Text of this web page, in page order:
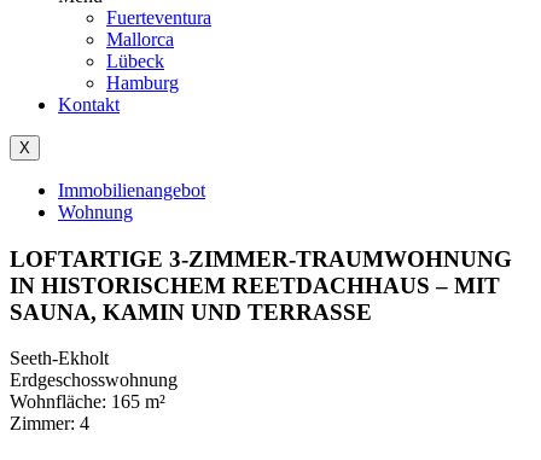
Fuerteventura
Mallorca
Lübeck
Hamburg
Kontakt
X
Immobilienangebot
Wohnung
LOFTARTIGE 3-ZIMMER-TRAUMWOHNUNG
IN HISTORISCHEM REETDACHHAUS – MIT
SAUNA, KAMIN UND TERRASSE
Seeth-Ekholt
Erdgeschosswohnung
Wohnfläche: 165 m²
Zimmer: 4